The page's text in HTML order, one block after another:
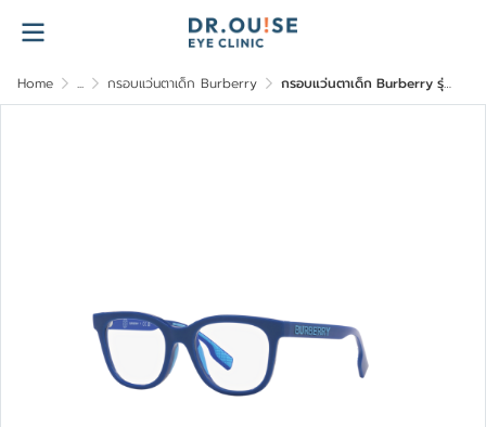
Home ... กรอบแว่นตาเด็ก Burberry กรอบแว่นตาเด็ก Burberry รุ่น 0JB2002U-4048